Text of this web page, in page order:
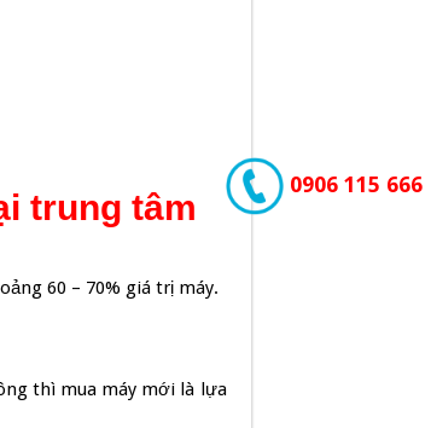
trung tâm
60 – 70% giá trị máy.
thì mua máy mới là lựa
0906 115 666